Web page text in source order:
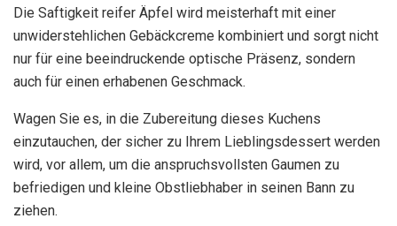
Die Saftigkeit reifer Äpfel wird meisterhaft mit einer
unwiderstehlichen Gebäckcreme kombiniert und sorgt nicht
nur für eine beeindruckende optische Präsenz, sondern
auch für einen erhabenen Geschmack.
Wagen Sie es, in die Zubereitung dieses Kuchens
einzutauchen, der sicher zu Ihrem Lieblingsdessert werden
wird, vor allem, um die anspruchsvollsten Gaumen zu
befriedigen und kleine Obstliebhaber in seinen Bann zu
ziehen.